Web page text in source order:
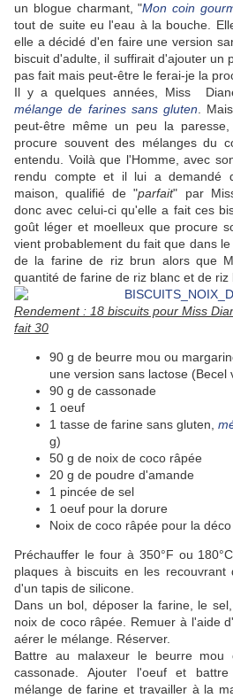
un blogue charmant, "Mon coin
tout de suite eu l'eau à la bouche.
elle a décidé d'en faire une version
biscuit d'adulte, il suffirait d'ajouter un
pas fait mais peut-être le ferai-je la
Il y a quelques années, Miss
mélange de farines sans gluten .
peut-être même un peu la
procure souvent des mélanges du
entendu. Voilà que l'Homme, avec
rendu compte et il lui a demandé
maison, qualifié de "parfait" par
donc avec celui-ci qu'elle a fait ces
goût léger et moelleux que procure
vient probablement du fait que dans
de la farine de riz brun alors que
quantité de farine de riz blanc et de riz
Rendement : 18 biscuits pour Miss
fait 30
90 g de beurre mou ou
une version sans lactose (Becel
90 g de cassonade
1 oeuf
1 tasse de farine sans gluten,
g)
50 g de noix de coco râpée
20 g de poudre d'amande
1 pincée de sel
1 oeuf pour la dorure
Noix de coco râpée pour la déco
Préchauffer le four à 350°F ou
plaques à biscuits en les recouvrant
d'un tapis de silicone.
Dans un bol, déposer la farine, le
noix de coco râpée. Remuer à l'aide
aérer le mélange. Réserver.
Battre au malaxeur le beurre
cassonade. Ajouter l'oeuf et
mélange de farine et travailler à la